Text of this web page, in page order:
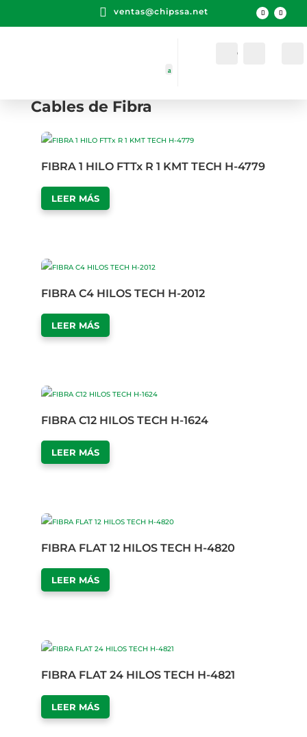
 ventas@chipssa.net
Cuenta
Cables de Fibra
FIBRA 1 HILO FTTx R 1 KMT TECH H-4779
LEER MÁS
FIBRA C4 HILOS TECH H-2012
LEER MÁS
FIBRA C12 HILOS TECH H-1624
LEER MÁS
FIBRA FLAT 12 HILOS TECH H-4820
LEER MÁS
FIBRA FLAT 24 HILOS TECH H-4821
LEER MÁS